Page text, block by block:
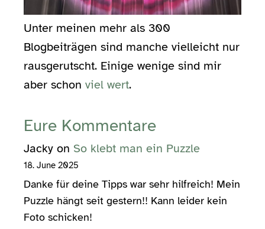
Unter meinen mehr als 300
Blogbeiträgen sind manche vielleicht nur
rausgerutscht. Einige wenige sind mir
aber schon viel wert.
Eure Kommentare
Jacky on So klebt man ein Puzzle
18. June 2025
Danke für deine Tipps war sehr hilfreich! Mein
Puzzle hängt seit gestern!! Kann leider kein
Foto schicken!